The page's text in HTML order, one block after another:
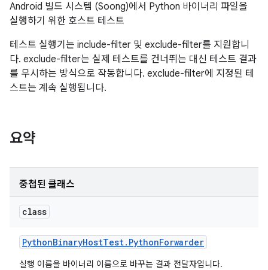
Android 빌드 시스템 (Soong)에서 Python 바이너리 파일을
실행하기 위한 호스트 테스트
테스트 실행기는 include-filter 및 exclude-filter를 지원합니
다. exclude-filter는 실제 테스트를 건너뛰는 대신 테스트 결과
를 무시하는 방식으로 작동합니다. exclude-filter에 지정된 테
스트는 계속 실행됩니다.
요약
중첩된 클래스
class
PythonBinaryHostTest. PythonForwarder
실행 이름을 바이너리 이름으로 바꾸는 결과 전달자입니다.